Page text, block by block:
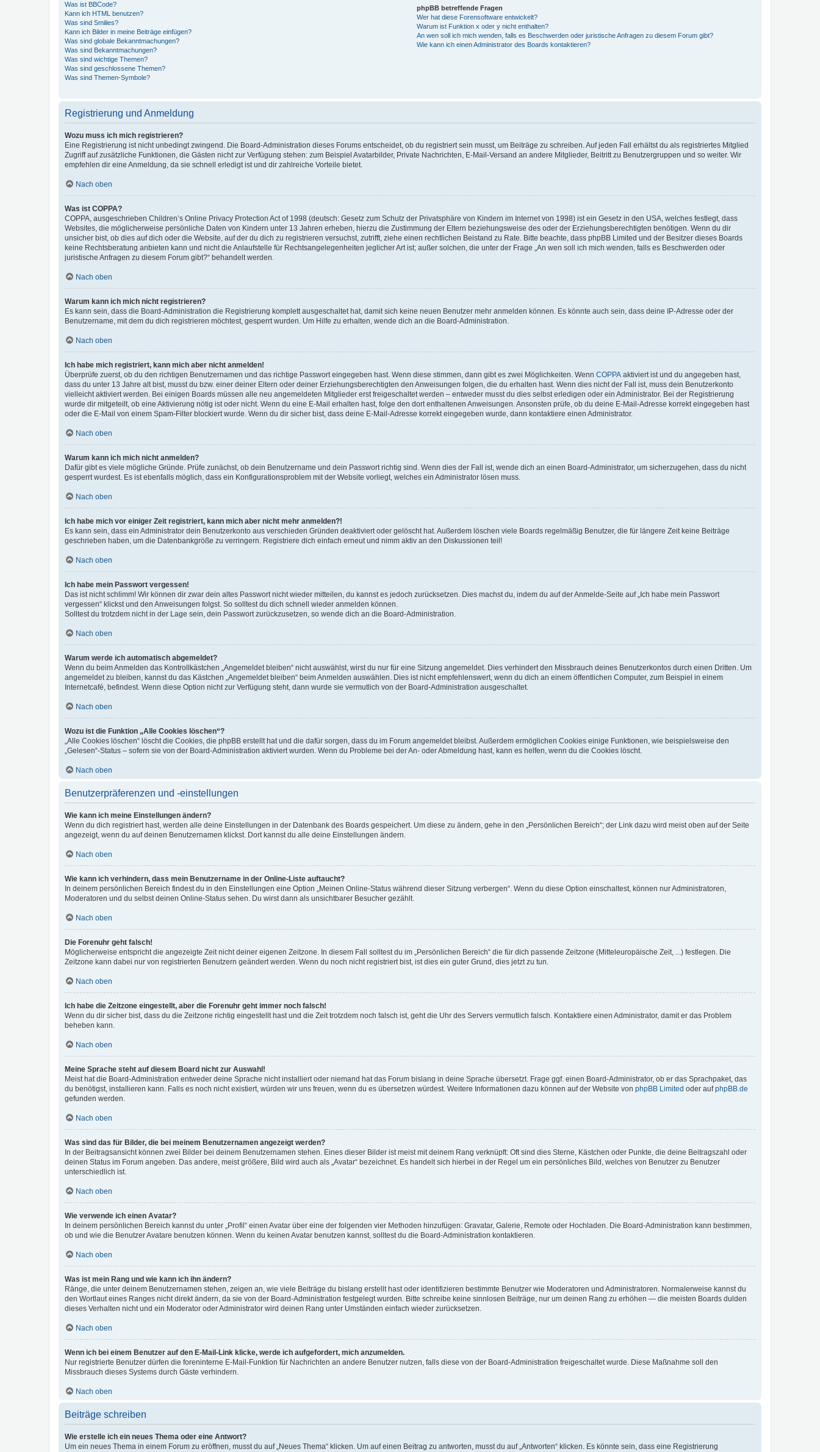
Was ist BBCode?
Kann ich HTML benutzen?
Was sind Smilies?
Kann ich Bilder in meine Beiträge einfügen?
Was sind globale Bekanntmachungen?
Was sind Bekanntmachungen?
Was sind wichtige Themen?
Was sind geschlossene Themen?
Was sind Themen-Symbole?
phpBB betreffende Fragen
Wer hat diese Forensoftware entwickelt?
Warum ist Funktion x oder y nicht enthalten?
An wen soll ich mich wenden, falls es Beschwerden oder juristische Anfragen zu diesem Forum gibt?
Wie kann ich einen Administrator des Boards kontaktieren?
Registrierung und Anmeldung
Wozu muss ich mich registrieren?
Eine Registrierung ist nicht unbedingt zwingend. Die Board-Administration dieses Forums entscheidet, ob du registriert sein musst, um Beiträge zu schreiben. Auf jeden Fall erhältst du als registriertes Mitglied
Zugriff auf zusätzliche Funktionen, die Gästen nicht zur Verfügung stehen: zum Beispiel Avatarbilder, Private Nachrichten, E-Mail-Versand an andere Mitglieder, Beitritt zu Benutzergruppen und so weiter. Wir
empfehlen dir eine Anmeldung, da sie schnell erledigt ist und dir zahlreiche Vorteile bietet.
Nach oben
Was ist COPPA?
COPPA, ausgeschrieben Children’s Online Privacy Protection Act of 1998 (deutsch: Gesetz zum Schutz der Privatsphäre von Kindern im Internet von 1998) ist ein Gesetz in den USA, welches festlegt, dass
Websites, die möglicherweise persönliche Daten von Kindern unter 13 Jahren erheben, hierzu die Zustimmung der Eltern beziehungsweise des oder der Erziehungsberechtigten benötigen. Wenn du dir
unsicher bist, ob dies auf dich oder die Website, auf der du dich zu registrieren versuchst, zutrifft, ziehe einen rechtlichen Beistand zu Rate. Bitte beachte, dass phpBB Limited und der Besitzer dieses Boards
keine Rechtsberatung anbieten kann und nicht die Anlaufstelle für Rechtsangelegenheiten jeglicher Art ist; außer solchen, die unter der Frage „An wen soll ich mich wenden, falls es Beschwerden oder
juristische Anfragen zu diesem Forum gibt?“ behandelt werden.
Nach oben
Warum kann ich mich nicht registrieren?
Es kann sein, dass die Board-Administration die Registrierung komplett ausgeschaltet hat, damit sich keine neuen Benutzer mehr anmelden können. Es könnte auch sein, dass deine IP-Adresse oder der
Benutzername, mit dem du dich registrieren möchtest, gesperrt wurden. Um Hilfe zu erhalten, wende dich an die Board-Administration.
Nach oben
Ich habe mich registriert, kann mich aber nicht anmelden!
Überprüfe zuerst, ob du den richtigen Benutzernamen und das richtige Passwort eingegeben hast. Wenn diese stimmen, dann gibt es zwei Möglichkeiten. Wenn COPPA aktiviert ist und du angegeben hast,
dass du unter 13 Jahre alt bist, musst du bzw. einer deiner Eltern oder deiner Erziehungsberechtigten den Anweisungen folgen, die du erhalten hast. Wenn dies nicht der Fall ist, muss dein Benutzerkonto
vielleicht aktiviert werden. Bei einigen Boards müssen alle neu angemeldeten Mitglieder erst freigeschaltet werden – entweder musst du dies selbst erledigen oder ein Administrator. Bei der Registrierung
wurde dir mitgeteilt, ob eine Aktivierung nötig ist oder nicht. Wenn du eine E-Mail erhalten hast, folge den dort enthaltenen Anweisungen. Ansonsten prüfe, ob du deine E-Mail-Adresse korrekt eingegeben hast
oder die E-Mail von einem Spam-Filter blockiert wurde. Wenn du dir sicher bist, dass deine E-Mail-Adresse korrekt eingegeben wurde, dann kontaktiere einen Administrator.
Nach oben
Warum kann ich mich nicht anmelden?
Dafür gibt es viele mögliche Gründe. Prüfe zunächst, ob dein Benutzername und dein Passwort richtig sind. Wenn dies der Fall ist, wende dich an einen Board-Administrator, um sicherzugehen, dass du nicht
gesperrt wurdest. Es ist ebenfalls möglich, dass ein Konfigurationsproblem mit der Website vorliegt, welches ein Administrator lösen muss.
Nach oben
Ich habe mich vor einiger Zeit registriert, kann mich aber nicht mehr anmelden?!
Es kann sein, dass ein Administrator dein Benutzerkonto aus verschieden Gründen deaktiviert oder gelöscht hat. Außerdem löschen viele Boards regelmäßig Benutzer, die für längere Zeit keine Beiträge
geschrieben haben, um die Datenbankgröße zu verringern. Registriere dich einfach erneut und nimm aktiv an den Diskussionen teil!
Nach oben
Ich habe mein Passwort vergessen!
Das ist nicht schlimm! Wir können dir zwar dein altes Passwort nicht wieder mitteilen, du kannst es jedoch zurücksetzen. Dies machst du, indem du auf der Anmelde-Seite auf „Ich habe mein Passwort
vergessen“ klickst und den Anweisungen folgst. So solltest du dich schnell wieder anmelden können.
Solltest du trotzdem nicht in der Lage sein, dein Passwort zurückzusetzen, so wende dich an die Board-Administration.
Nach oben
Warum werde ich automatisch abgemeldet?
Wenn du beim Anmelden das Kontrollkästchen „Angemeldet bleiben“ nicht auswählst, wirst du nur für eine Sitzung angemeldet. Dies verhindert den Missbrauch deines Benutzerkontos durch einen Dritten. Um
angemeldet zu bleiben, kannst du das Kästchen „Angemeldet bleiben“ beim Anmelden auswählen. Dies ist nicht empfehlenswert, wenn du dich an einem öffentlichen Computer, zum Beispiel in einem
Internetcafé, befindest. Wenn diese Option nicht zur Verfügung steht, dann wurde sie vermutlich von der Board-Administration ausgeschaltet.
Nach oben
Wozu ist die Funktion „Alle Cookies löschen“?
„Alle Cookies löschen“ löscht die Cookies, die phpBB erstellt hat und die dafür sorgen, dass du im Forum angemeldet bleibst. Außerdem ermöglichen Cookies einige Funktionen, wie beispielsweise den
„Gelesen“-Status – sofern sie von der Board-Administration aktiviert wurden. Wenn du Probleme bei der An- oder Abmeldung hast, kann es helfen, wenn du die Cookies löscht.
Nach oben
Benutzerpräferenzen und -einstellungen
Wie kann ich meine Einstellungen ändern?
Wenn du dich registriert hast, werden alle deine Einstellungen in der Datenbank des Boards gespeichert. Um diese zu ändern, gehe in den „Persönlichen Bereich“; der Link dazu wird meist oben auf der Seite
angezeigt, wenn du auf deinen Benutzernamen klickst. Dort kannst du alle deine Einstellungen ändern.
Nach oben
Wie kann ich verhindern, dass mein Benutzername in der Online-Liste auftaucht?
In deinem persönlichen Bereich findest du in den Einstellungen eine Option „Meinen Online-Status während dieser Sitzung verbergen“. Wenn du diese Option einschaltest, können nur Administratoren,
Moderatoren und du selbst deinen Online-Status sehen. Du wirst dann als unsichtbarer Besucher gezählt.
Nach oben
Die Forenuhr geht falsch!
Möglicherweise entspricht die angezeigte Zeit nicht deiner eigenen Zeitzone. In diesem Fall solltest du im „Persönlichen Bereich“ die für dich passende Zeitzone (Mitteleuropäische Zeit, ...) festlegen. Die
Zeitzone kann dabei nur von registrierten Benutzern geändert werden. Wenn du noch nicht registriert bist, ist dies ein guter Grund, dies jetzt zu tun.
Nach oben
Ich habe die Zeitzone eingestellt, aber die Forenuhr geht immer noch falsch!
Wenn du dir sicher bist, dass du die Zeitzone richtig eingestellt hast und die Zeit trotzdem noch falsch ist, geht die Uhr des Servers vermutlich falsch. Kontaktiere einen Administrator, damit er das Problem
beheben kann.
Nach oben
Meine Sprache steht auf diesem Board nicht zur Auswahl!
Meist hat die Board-Administration entweder deine Sprache nicht installiert oder niemand hat das Forum bislang in deine Sprache übersetzt. Frage ggf. einen Board-Administrator, ob er das Sprachpaket, das
du benötigst, installieren kann. Falls es noch nicht existiert, würden wir uns freuen, wenn du es übersetzen würdest. Weitere Informationen dazu können auf der Website von phpBB Limited oder aufphpBB.de
gefunden werden.
Nach oben
Was sind das für Bilder, die bei meinem Benutzernamen angezeigt werden?
In der Beitragsansicht können zwei Bilder bei deinem Benutzernamen stehen. Eines dieser Bilder ist meist mit deinem Rang verknüpft: Oft sind dies Sterne, Kästchen oder Punkte, die deine Beitragszahl oder
deinen Status im Forum angeben. Das andere, meist größere, Bild wird auch als „Avatar“ bezeichnet. Es handelt sich hierbei in der Regel um ein persönliches Bild, welches von Benutzer zu Benutzer
unterschiedlich ist.
Nach oben
Wie verwende ich einen Avatar?
In deinem persönlichen Bereich kannst du unter „Profil“ einen Avatar über eine der folgenden vier Methoden hinzufügen: Gravatar, Galerie, Remote oder Hochladen. Die Board-Administration kann bestimmen,
ob und wie die Benutzer Avatare benutzen können. Wenn du keinen Avatar benutzen kannst, solltest du die Board-Administration kontaktieren.
Nach oben
Was ist mein Rang und wie kann ich ihn ändern?
Ränge, die unter deinem Benutzernamen stehen, zeigen an, wie viele Beiträge du bislang erstellt hast oder identifizieren bestimmte Benutzer wie Moderatoren und Administratoren. Normalerweise kannst du
den Wortlaut eines Ranges nicht direkt ändern, da sie von der Board-Administration festgelegt wurden. Bitte schreibe keine sinnlosen Beiträge, nur um deinen Rang zu erhöhen — die meisten Boards dulden
dieses Verhalten nicht und ein Moderator oder Administrator wird deinen Rang unter Umständen einfach wieder zurücksetzen.
Nach oben
Wenn ich bei einem Benutzer auf den E-Mail-Link klicke, werde ich aufgefordert, mich anzumelden.
Nur registrierte Benutzer dürfen die foreninterne E-Mail-Funktion für Nachrichten an andere Benutzer nutzen, falls diese von der Board-Administration freigeschaltet wurde. Diese Maßnahme soll den
Missbrauch dieses Systems durch Gäste verhindern.
Nach oben
Beiträge schreiben
Wie erstelle ich ein neues Thema oder eine Antwort?
Um ein neues Thema in einem Forum zu eröffnen, musst du auf „Neues Thema“ klicken. Um auf einen Beitrag zu antworten, musst du auf „Antworten“ klicken. Es könnte sein, dass eine Registrierung